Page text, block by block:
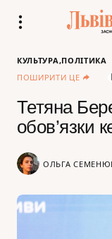
КУЛЬТУРА ПОЛІТИКА
ПОШИРИТИ ЦЕ
Тетяна
обов’язки
ОЛЬГА